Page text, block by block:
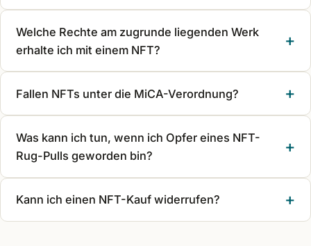
Welche Rechte am zugrunde liegenden Werk
erhalte ich mit einem NFT?
Fallen NFTs unter die MiCA-Verordnung?
Was kann ich tun, wenn ich Opfer eines NFT-
Rug-Pulls geworden bin?
Kann ich einen NFT-Kauf widerrufen?